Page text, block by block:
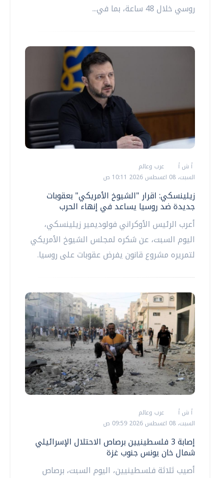
روسي خلال 48 ساعة، بما في...
أ ش أ
عرب وعالم
السبت، 08 اغسطس 2026 10:11 ص
زيلينسكي: اقرار "الشيوخ الأمريكي" بعقوبات
جديدة ضد روسيا يساعد في إنهاء الحرب
أعرب الرئيس الأوكراني فولوديمير زيلينسكي،
اليوم السبت، عن شكره لمجلس الشيوخ الأمريكي
لتمريره مشروع قانون يفرض عقوبات على روسيا.
أ ش أ
عرب وعالم
السبت، 08 اغسطس 2026 09:59 ص
إصابة 3 فلسطينيين برصاص الاحتلال الإسرائيلي
شمال خان يونس جنوب غزة
أصيب ثلاثة فلسطينيين، اليوم السبت، برصاص